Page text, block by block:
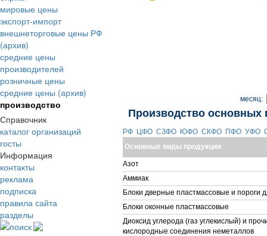
мировые цены
экспорт-импорт
внешнеторговые цены РФ
(архив)
средние цены
производителей
розничные цены
средние цены (архив)
производство
Справочник
каталог организаций
госты
Информация
контакты
реклама
подписка
правила сайта
разделы
поиск
месяц:
Производство основных
РФ ЦФО СЗФО ЮФО СКФО ПФО УФО
Основные виды продукции
Азот
Аммиак
Блоки дверные пластмассовые и пороги
Блоки оконные пластмассовые
Диоксид углерода (газ углекислый) и
кислородные соединения неметаллов